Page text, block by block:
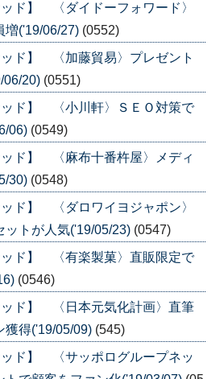
ッド】 〈ダイドーフォワード〉
増('19/06/27) (0552)
ッド】 〈加藤貿易〉プレゼント
06/20) (0551)
ッド】 〈小川軒〉ＳＥＯ対策で
06) (0549)
ッド】 〈麻布十番杵屋〉メディ
30) (0548)
ッド】 〈ダロワイヨジャポン〉
ットが人気('19/05/23) (0547)
ッド】 〈有楽製菓〉直販限定で
(0546)
ッド】 〈日本元気化計画〉直筆
獲得('19/05/09) (545)
ッド】 〈サッポログループネッ